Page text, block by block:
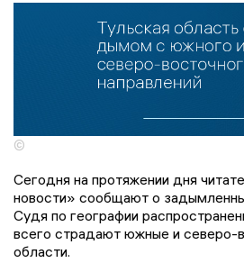
©
Сегодня на протяжении дня
новости» сообщают о
Судя по географии
всего страдают южные и северо-
области.